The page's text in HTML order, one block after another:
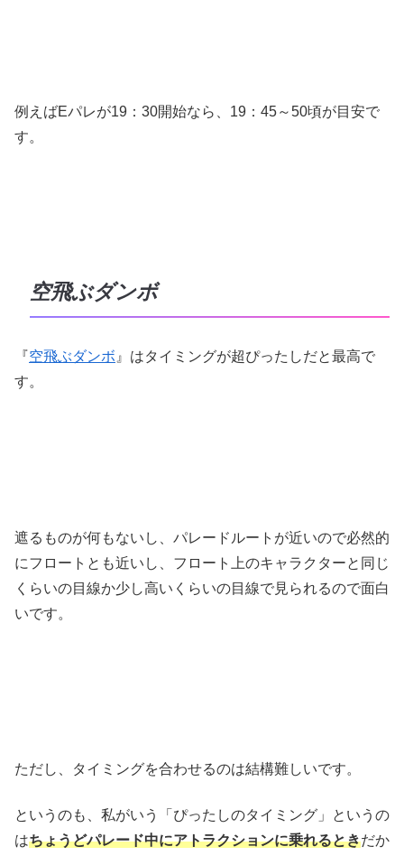
例えばEパレが19：30開始なら、19：45～50頃が目安で
す。
空飛ぶダンボ
『空飛ぶダンボ 』はタイミングが超ぴったしだと最高で
す。
遮るものが何もないし、パレードルートが近いので必然的
にフロートとも近いし、フロート上のキャラクターと同じ
くらいの目線か少し高いくらいの目線で見られるので面白
いです。
ただし、タイミングを合わせるのは結構難しいです。
というのも、私がいう「ぴったしのタイミング」というの
はちょうどパレード中にアトラクションに乗れるときだか